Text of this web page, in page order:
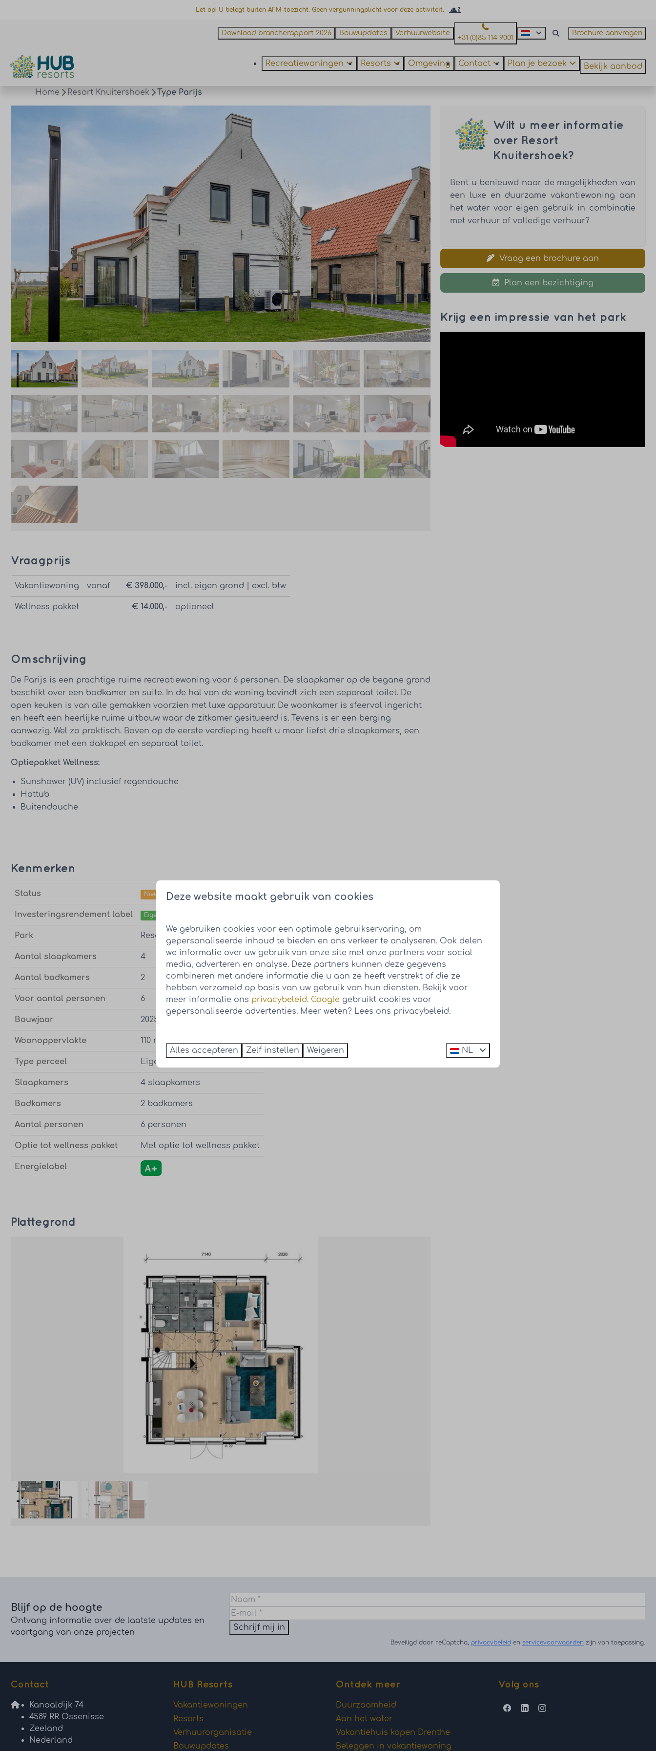
Let op! U belegt buiten AFM-toezicht. Geen vergunningplicht voor deze activiteit.
Download brancherapport 2026 Bouwupdates Verhuurwebsite
+31 (0)85 114 9001
Brochure aanvragen
Recreatiewoningen Resorts Omgeving Contact Plan je bezoek Bekijk aanbod
Home Resort Knuitershoek Type Parijs
Vraagprijs
Vakantiewoning vanaf € 398.000,- incl. eigen grond | excl. btw
Wellness pakket € 14.000,- optioneel
Omschrijving
De Parijs is een prachtige ruime recreatiewoning voor 6 personen. De slaapkamer op de begane grond
beschikt over een badkamer en suite. In de hal van de woning bevindt zich een separaat toilet. De
open keuken is van alle gemakken voorzien met luxe apparatuur. De woonkamer is sfeervol ingericht
en heeft een heerlijke ruime uitbouw waar de zitkamer gesitueerd is. Tevens is er een berging
aanwezig. Wel zo praktisch. Boven op de eerste verdieping heeft u maar liefst drie slaapkamers, een
badkamer met een dakkapel en separaat toilet.
Optiepakket Wellness:
Sunshower (UV) inclusief regendouche
Hottub
Buitendouche
Kenmerken
Status Nieuw
Investeringsrendement label Eigen grond
Park Resort Knuitershoek
Aantal slaapkamers 4
Aantal badkamers 2
Voor aantal personen 6
Bouwjaar 2025
Woonoppervlakte 110 m
Type perceel Eigen grond
Slaapkamers 4 slaapkamers
Badkamers 2 badkamers
Aantal personen 6 personen
Optie tot wellness pakket Met optie tot wellness pakket
Energielabel
Plattegrond
Wilt u meer informatie
over Resort
Knuitershoek?
Bent u benieuwd naar de mogelijkheden van
een luxe en duurzame vakantiewoning aan
het water voor eigen gebruik in combinatie
met verhuur of volledige verhuur?
Vraag een brochure aan
Plan een bezichtiging
Krijg een impressie van het park
Blijf op de hoogte
Ontvang informatie over de laatste updates en
voortgang van onze projecten
Schrijf mij in
Beveiligd door reCaptcha, privacybeleid en servicevoorwaarden zijn van toepassing.
Contact
Kanaaldijk 74
4589 RR Ossenisse
Zeeland
Nederland
HUB Resorts
Vakantiewoningen
Resorts
Verhuurorganisatie
Bouwupdates
Ontdek meer
Duurzaamheid
Aan het water
Vakantiehuis kopen Drenthe
Beleggen in vakantiewoning
Volg ons
Deze website maakt gebruik van cookies
We gebruiken cookies voor een optimale gebruikservaring, om
gepersonaliseerde inhoud te bieden en ons verkeer te analyseren. Ook delen
we informatie over uw gebruik van onze site met onze partners voor social
media, adverteren en analyse. Deze partners kunnen deze gegevens
combineren met andere informatie die u aan ze heeft verstrekt of die ze
hebben verzameld op basis van uw gebruik van hun diensten. Bekijk voor
meer informatie ons privacybeleid. Google gebruikt cookies voor
gepersonaliseerde advertenties. Meer weten? Lees ons privacybeleid.
Alles accepteren Zelf instellen Weigeren NL